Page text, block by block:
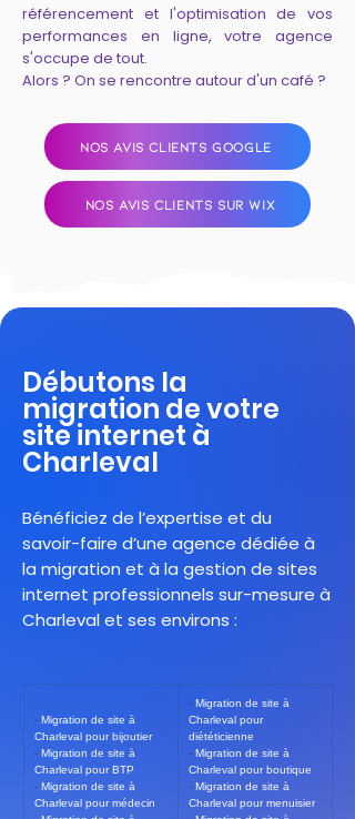
référencement et l'optimisation de vos
performances en ligne, votre agence
s'occupe de tout.
Alors ? On se rencontre autour d'un café ?
NOS AVIS CLIENTS GOOGLE
NOS AVIS CLIENTS SUR WIX
Débutons la
migration de votre
site internet à
Charleval
Bénéficiez de l’expertise et du
savoir-faire d’une agence dédiée à
la migration et à la gestion de sites
internet professionnels sur-mesure à
Charleval et ses environs :
- Migration de site à
Charleval pour bijoutier
- Migration de site à
Charleval pour BTP
- Migration de site à
Charleval pour médecin
- Migration de site à
Charleval pour
diététicienne
- Migration de site à
Charleval pour boutique
- Migration de site à
Charleval pour menuisier